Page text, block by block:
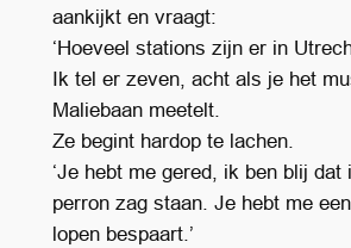
aankijkt en vraagt:
‘Hoeveel stations zijn er in
Ik tel er zeven, acht als je het
Maliebaan meetelt.
Ze begint hardop te lachen.
‘Je hebt me gered, ik ben blij dat
perron zag staan. Je hebt me
lopen bespaart.’